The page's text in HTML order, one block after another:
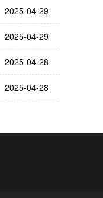
2025-04-29
2025-04-29
2025-04-28
2025-04-28